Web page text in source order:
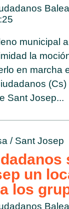
municipal
la
en marcha
Sant Josep...
/ Sant Josep
un
los